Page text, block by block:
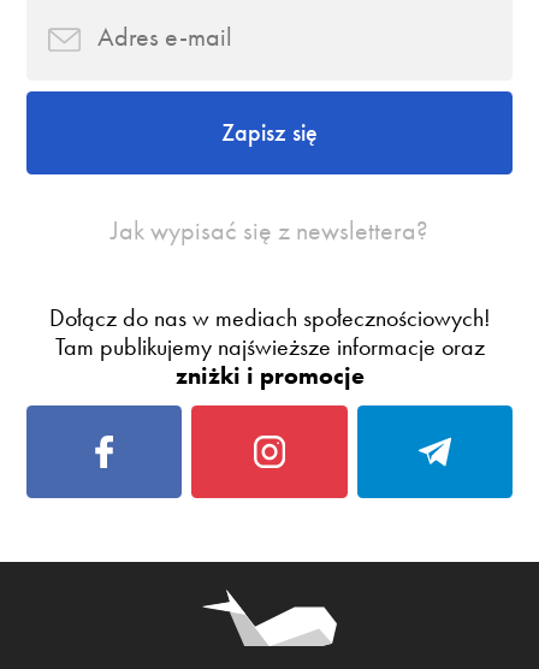
Zapisz się
Jak wypisać się z newslettera?
Dołącz do nas w mediach społecznościowych!
Tam publikujemy najświeższe informacje oraz
zniżki i promocje